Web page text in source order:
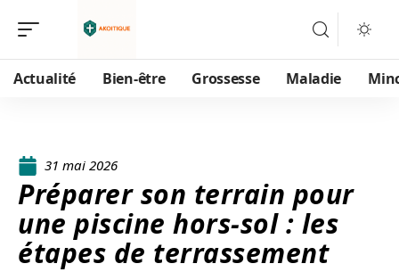
Actualité Bien-être Grossesse Maladie
31 mai 2026
Préparer son terrain pour
une piscine hors-sol : les
étapes de terrassement